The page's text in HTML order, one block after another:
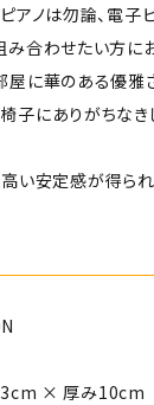
アノは勿論、電子ピ
合わせたい方に
に華のある優雅
にありがちなき
い安定感が得られ
× 厚み10cm